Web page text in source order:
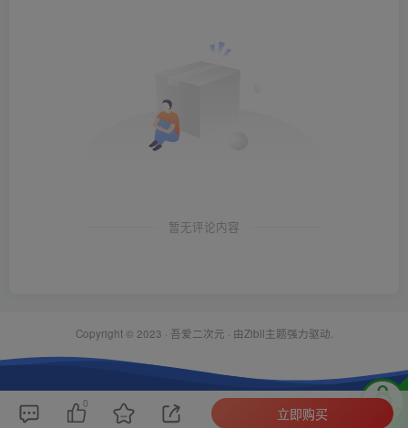
暂无评论内容
Copyright © 2023 · 吾爱二次元 · 由Zibll主题强力驱动.
0
立即购买